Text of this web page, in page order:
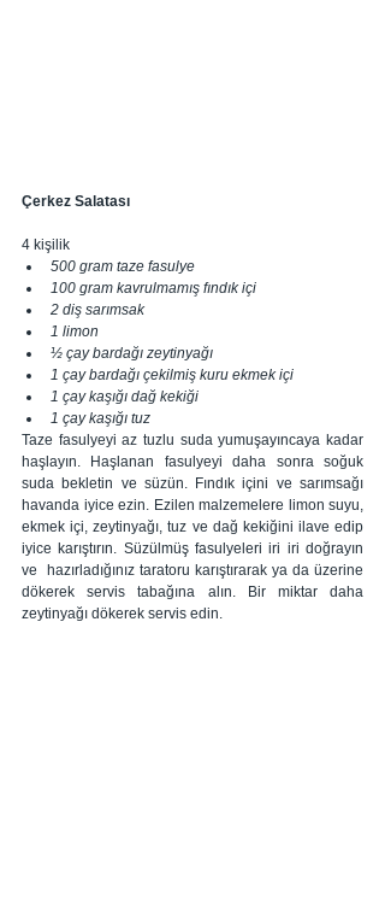
Çerkez Salatası
4 kişilik
500 gram taze fasulye
100 gram kavrulmamış fındık içi
2 diş sarımsak
1 limon
½ çay bardağı zeytinyağı
1 çay bardağı çekilmiş kuru ekmek içi
1 çay kaşığı dağ kekiği
1 çay kaşığı tuz
Taze fasulyeyi az tuzlu suda yumuşayıncaya kadar
haşlayın. Haşlanan fasulyeyi daha sonra soğuk
suda bekletin ve süzün. Fındık içini ve sarımsağı
havanda iyice ezin. Ezilen malzemelere limon suyu,
ekmek içi, zeytinyağı, tuz ve dağ kekiğini ilave edip
iyice karıştırın. Süzülmüş fasulyeleri iri iri doğrayın
ve  hazırladığınız taratoru karıştırarak ya da üzerine
dökerek servis tabağına alın. Bir miktar daha
zeytinyağı dökerek servis edin.